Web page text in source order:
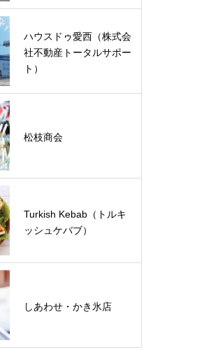
ハウスドゥ愛西（株式会
社不動産トータルサポー
ト）
松枝商会
Turkish Kebab（トルキ
ッシュケバブ）
しあわせ・かき氷店